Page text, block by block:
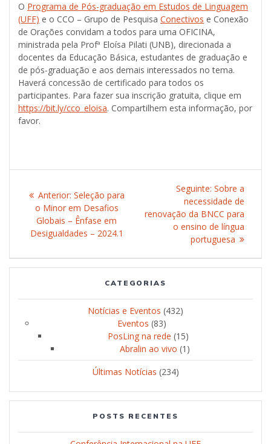
O Programa de Pós-graduação em Estudos de Linguagem
(UFF) e o CCO – Grupo de Pesquisa Conectivos e Conexão
de Orações convidam a todos para uma OFICINA,
ministrada pela Profª Eloísa Pilati (UNB), direcionada a
docentes da Educação Básica, estudantes de graduação e
de pós-graduação e aos demais interessados no tema.
Haverá concessão de certificado para todos os
participantes. Para fazer sua inscrição gratuita, clique em
https://bit.ly/cco_eloisa. Compartilhem esta informação, por
favor.
Post
Anterior: Post
anterior:
Seleção para
o Minor em Desafios
Globais – Ênfase em
Desigualdades – 2024.1
Seguinte: Post
seguinte:
Sobre a
necessidade de
renovação da BNCC para
o ensino de língua
portuguesa
CATEGORIAS
Notícias e Eventos (432)
Eventos (83)
PosLing na rede (15)
Abralin ao vivo (1)
Últimas Notícias (234)
POSTS RECENTES